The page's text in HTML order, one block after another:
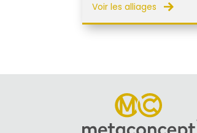
Voir les alliages